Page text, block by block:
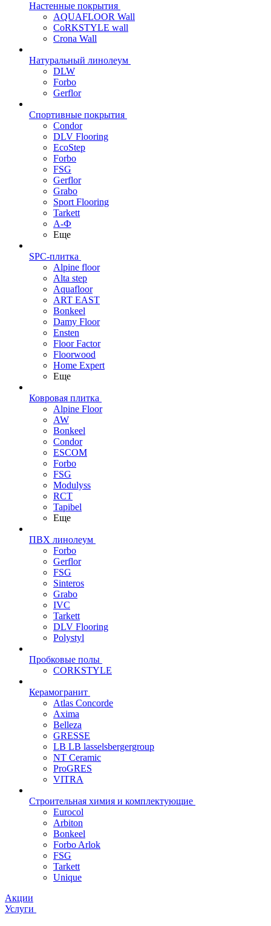
Настенные покрытия
AQUAFLOOR Wall
CoRKSTYLE wall
Crona Wall
Натуральный линолеум
DLW
Forbo
Gerflor
Спортивные покрытия
Condor
DLV Flooring
EcoStep
Forbo
FSG
Gerflor
Grabo
Sport Flooring
Tarkett
А-Ф
Еще
SPC-плитка
Alpine floor
Alta step
Aquafloor
ART EAST
Bonkeel
Damy Floor
Ensten
Floor Factor
Floorwood
Home Expert
Еще
Ковровая плитка
Alpine Floor
AW
Bonkeel
Condor
ESCOM
Forbo
FSG
Modulyss
RCT
Tapibel
Еще
ПВХ линолеум
Forbo
Gerflor
FSG
Sinteros
Grabo
IVC
Tarkett
DLV Flooring
Polystyl
Пробковые полы
CORKSTYLE
Керамогранит
Atlas Concorde
Axima
Belleza
GRESSE
LB LB lasselsbergergroup
NT Ceramic
ProGRES
VITRA
Строительная химия и комплектующие
Eurocol
Arbiton
Bonkeel
Forbo Arlok
FSG
Tarkett
Unique
Акции
Услуги